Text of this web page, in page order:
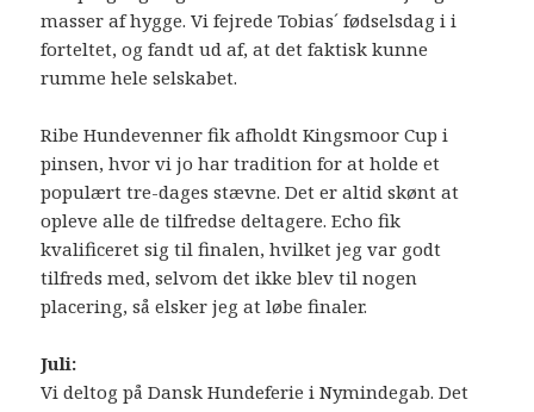
masser af hygge. Vi fejrede Tobias´ fødselsdag i i
forteltet, og fandt ud af, at det faktisk kunne
rumme hele selskabet.
Ribe Hundevenner fik afholdt Kingsmoor Cup i
pinsen, hvor vi jo har tradition for at holde et
populært tre-dages stævne. Det er altid skønt at
opleve alle de tilfredse deltagere. Echo fik
kvalificeret sig til finalen, hvilket jeg var godt
tilfreds med, selvom det ikke blev til nogen
placering, så elsker jeg at løbe finaler.
Juli:
Vi deltog på Dansk Hundeferie i Nymindegab. Det